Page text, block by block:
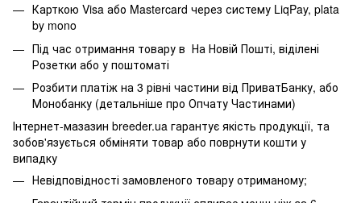
Карткою Visa або Mastercard через систему LiqPay, plata
by mono
Під час отримання товару в На Новій Пошті, віділені
Розетки або у поштоматі
Розбити платіж на 3 рівні частини від ПриватБанку, або
Монобанку (детальніше про Опчату Частинами)
Інтернет-мазазин breeder.ua гарантує якість продукції, та
зобов'язується обміняти товар або поврнути кошти у
випадку
Невідповідності замовленого товару отриманому;